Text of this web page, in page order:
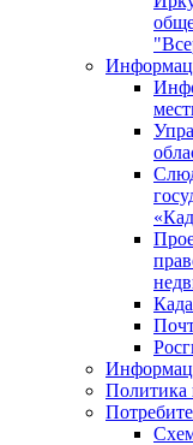
Политика